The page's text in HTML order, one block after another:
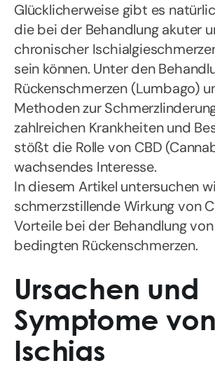
Glücklicherweise gibt es
die bei der Behandlung akuter
chronischer
sein können. Unter den
Rückenschmerzen (Lumbago)
Methoden zur
zahlreichen Krankheiten und
stößt die Rolle von CBD
wachsendes Interesse.
In diesem Artikel untersuchen
schmerzstillende Wirkung von
Vorteile bei der Behandlung
bedingten Rückenschmerzen.
Ursachen und
Symptome von
Ischias